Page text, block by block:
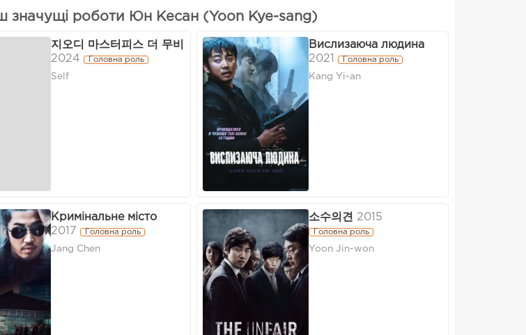
значущі роботи Юн Кесан (Yoon Kye-sang)
지오디 마스터피스 더 무비
2024
Головна роль
Self
Вислизаюча людина
2021
Головна роль
Kang Yi-an
Кримінальне місто
2017
Головна роль
Jang Chen
소수의견 2015
Головна роль
Yoon Jin-won